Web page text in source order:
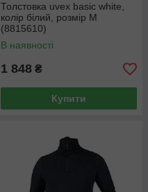
Толстовка uvex basic white,
колір білий, розмір М
(8815610)
В наявності
1 848 ₴
Купити